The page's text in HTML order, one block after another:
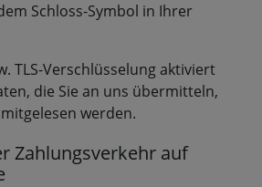
Schloss-Symbol in Ihrer
TLS-Verschlüsselung aktiviert
die Sie an uns übermitteln,
werden.
Zahlungsverkehr auf